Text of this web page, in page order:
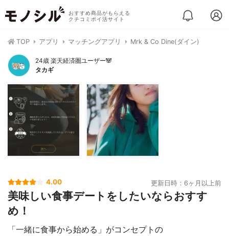
おすすめ商品がもらえる
クチコミポイ活サイト
TOP アプリ マッチングアプリ Mrk & Co Dine(ダイン)
24歳 楽天経済圏ユーザー🐼
タカギ
4.00 更新日時：6ヶ月以上前
美味しい食事デートをしたいならおすす
め！
「一緒に食事から始める」がコンセプトの